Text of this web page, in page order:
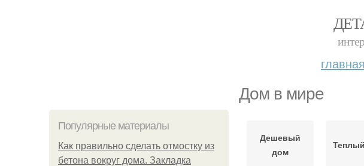
главная
Дом в мире
Популярные материалы
Как правильно сделать отмостку из
бетона вокруг дома. Закладка
Дешевый
дом